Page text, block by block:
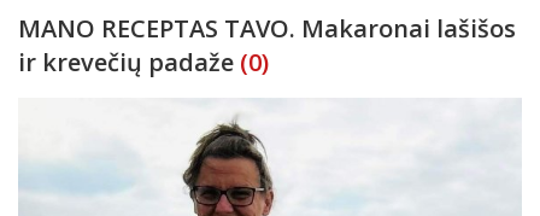
MANO RECEPTAS TAVO. Makaronai lašišos
ir krevečių padaže (0)